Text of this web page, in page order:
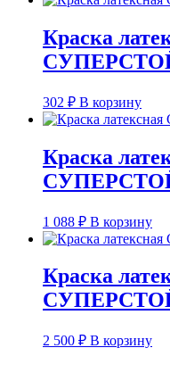
Краска
302 ₽ В корзину
Краска
1 088 ₽ В корзину
Краска
2 500 ₽ В корзину